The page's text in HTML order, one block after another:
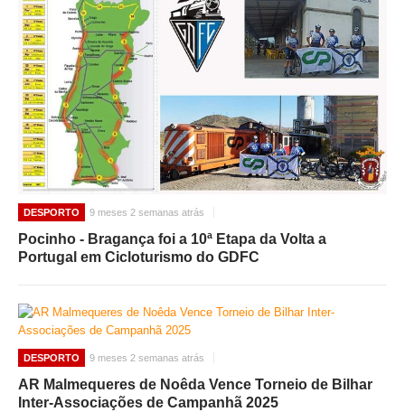
DESPORTO 9 meses 2 semanas atrás
Pocinho - Bragança foi a 10ª Etapa da Volta a
Portugal em Cicloturismo do GDFC
DESPORTO 9 meses 2 semanas atrás
AR Malmequeres de Noêda Vence Torneio de Bilhar
Inter-Associações de Campanhã 2025